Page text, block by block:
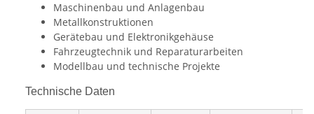
Maschinenbau und Anlagenbau
Metallkonstruktionen
Gerätebau und Elektronikgehäuse
Fahrzeugtechnik und Reparaturarbeiten
Modellbau und technische Projekte
Technische Daten